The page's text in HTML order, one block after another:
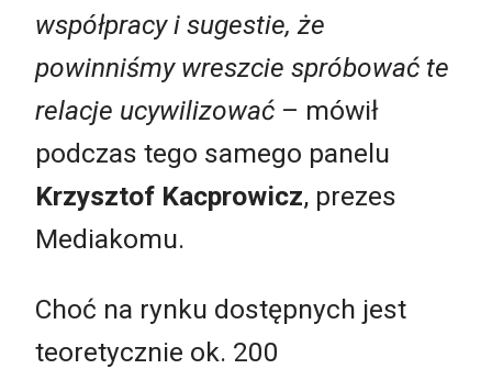
współpracy i sugestie, że
powinniśmy wreszcie spróbować te
relacje ucywilizować – mówił
podczas tego samego panelu
Krzysztof Kacprowicz, prezes
Mediakomu.
Choć na rynku dostępnych jest
teoretycznie ok. 200